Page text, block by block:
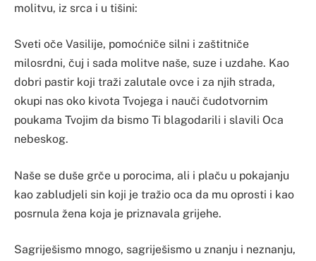
molitvu, iz srca i u tišini:
Sveti oče Vasilije, pomoćniče silni i zaštitniče
milosrdni, čuj i sada molitve naše, suze i uzdahe. Kao
dobri pastir koji traži zalutale ovce i za njih strada,
okupi nas oko kivota Tvojega i nauči čudotvornim
poukama Tvojim da bismo Ti blagodarili i slavili Oca
nebeskog.
Naše se duše grče u porocima, ali i plaču u pokajanju
kao zabludjeli sin koji je tražio oca da mu oprosti i kao
posrnula žena koja je priznavala grijehe.
Sagriješismo mnogo, sagriješismo u znanju i neznanju,